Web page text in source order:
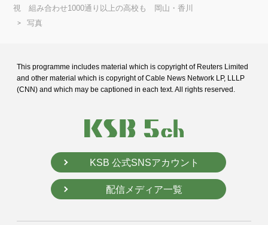
視 組み合わせ1000通り以上の高校も 岡山・香川
写真
This programme includes material which is copyright of Reuters Limited
and other material which is copyright of Cable News Network LP, LLLP
(CNN) and which may be captioned in each text. All rights reserved.
KSB 公式SNSアカウント
配信メディア一覧